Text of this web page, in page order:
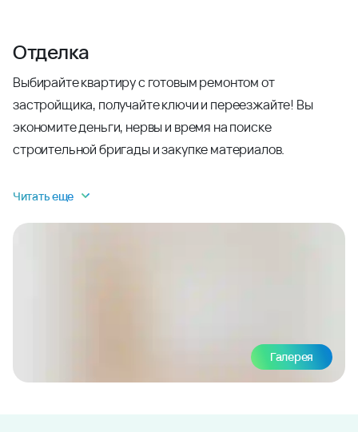
Отделка
Выбирайте квартиру с готовым ремонтом от
застройщика, получайте ключи и переезжайте! Вы
экономите деньги, нервы и время на поиске
строительной бригады и закупке материалов.
Читать еще
Галерея